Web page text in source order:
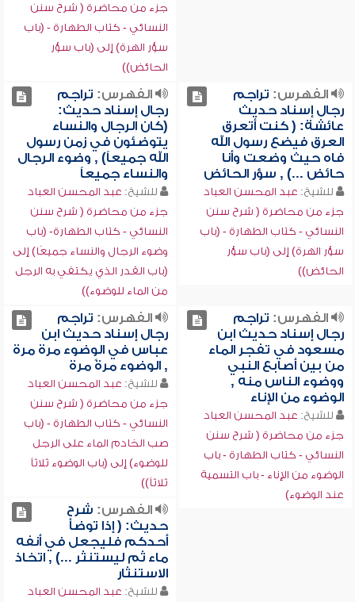
جزء من محاضرة ( شرح سنن
النسائي - كتاب الطهارة - (باب
سؤر الهرة) إلى (باب سؤر
الحائض))
الفهرس: تراجم
رجال إسناد حديث
عائشة: ( كنت أتعرق
العرق فيضع رسول الله
فاه حيث وضعت وأنا
حائض ...) , سؤر الحائض
للشيخ: عبد المحسن العباد
جزء من محاضرة ( شرح سنن
النسائي - كتاب الطهارة - (باب
سؤر الهرة) إلى (باب سؤر
الحائض))
الفهرس: تراجم
رجال إسناد حديث:
(كان الرجال والنساء
يتوضئون في زمن رسول
الله جميعاً) , وضوء الرجال
والنساء جميعاً
للشيخ: عبد المحسن العباد
جزء من محاضرة ( شرح سنن
النسائي - كتاب الطهارة- (باب
وضوء الرجال والنساء جميعًا) إلى
(باب القدر الذي يكتفي به الرجل
من الماء للوضوء))
الفهرس: تراجم
رجال إسناد حديث ابن
مسعود في تفجر الماء
من بين أصابع النبي
ووضوء الناس منه ,
الوضوء من الإناء
للشيخ: عبد المحسن العباد
جزء من محاضرة ( شرح سنن
النسائي - كتاب الطهارة - باب
الوضوء من الإناء - باب التسمية
عند الوضوء)
الفهرس: تراجم
رجال إسناد حديث ابن
عباس في الوضوء مرة مرة
, الوضوء مرةً مرة
للشيخ: عبد المحسن العباد
جزء من محاضرة ( شرح سنن
النسائي - كتاب الطهارة - (باب
صب الخادم الماء على الرجل
للوضوء) إلى (باب الوضوء ثلاثاً
ثلاثاً))
الفهرس: شرح
حديث: ( إذا توضأ
أحدكم فليجعل في أنفه
ماء ثم ليستنثر ...) , اتخاذ
الاستنثار
للشيخ: عبد المحسن العباد